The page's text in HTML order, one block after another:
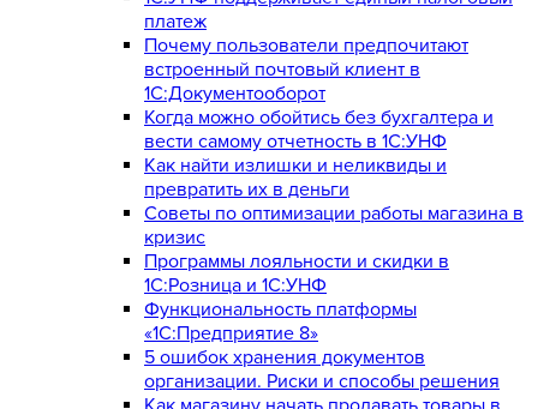
платеж
Почему пользователи предпочитают
встроенный почтовый клиент в
1С:Документооборот
Когда можно обойтись без бухгалтера и
вести самому отчетность в 1С:УНФ
Как найти излишки и неликвиды и
превратить их в деньги
Советы по оптимизации работы магазина в
кризис
Программы лояльности и скидки в
1С:Розница и 1С:УНФ
Функциональность платформы
«1С:Предприятие 8»
5 ошибок хранения документов
организации. Риски и способы решения